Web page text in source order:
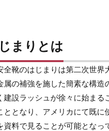
まりとは
全靴のはじまりは第二次世
属の補強を施した簡素な構
建設ラッシュが徐々に始ま
ととなり、アメリカにて既
資料で見ることが可能とな